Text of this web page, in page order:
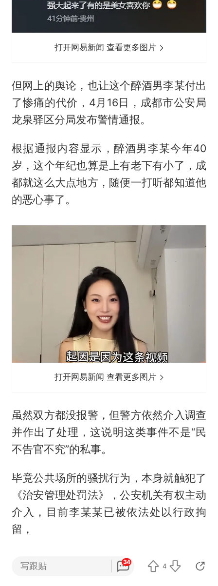
打开网易新闻 查看更多图片
但网上的舆论，也让这个醉酒男李某付出
了惨痛的代价，4月16日，成都市公安局
龙泉驿区分局发布警情通报。
根据通报内容显示，醉酒男李某今年40
岁，这个年纪也算是上有老下有小了，成
都就这么大点地方，随便一打听都知道他
的恶心事了。
打开网易新闻 查看更多图片
虽然双方都没报警，但警方依然介入调查
并作出了处理，这说明这类事件不是“民
不告官不究”的私事。
毕竟公共场所的骚扰行为，本身就触犯了
《治安管理处罚法》，公安机关有权主动
介入，目前李某某已被依法处以行政拘
留，
写跟贴 34
4